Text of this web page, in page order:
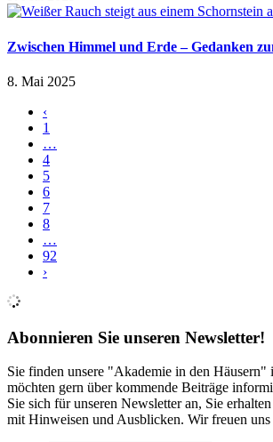
Zwischen Himmel und Erde – Gedanken
8. Mai 2025
‹
1
…
4
5
6
7
8
…
92
›
Abonnieren Sie unseren Newsletter!
Sie finden unsere "Akademie in den Häusern"
möchten gern über kommende Beiträge
Sie sich für unseren Newsletter an, Sie
mit Hinweisen und Ausblicken. Wir freuen uns